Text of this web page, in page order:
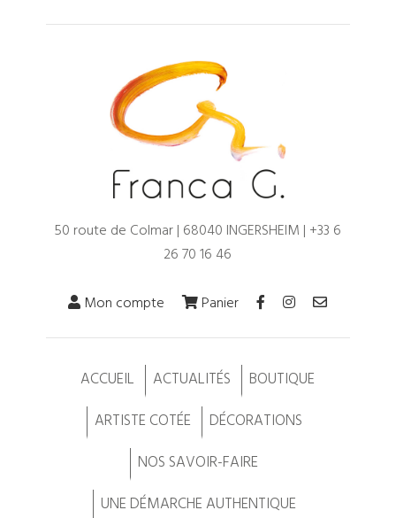
50 route de Colmar | 68040 INGERSHEIM | +33 6
26 70 16 46
Mon compte Panier
ACCUEIL ACTUALITÉS
BOUTIQUE
ARTISTE COTÉE
DÉCORATIONS
NOS SAVOIR-FAIRE
UNE DÉMARCHE AUTHENTIQUE